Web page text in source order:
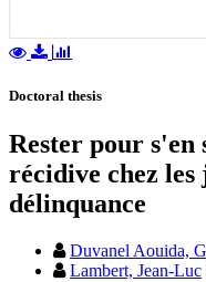
Doctoral thesis
Rester pour s'en
récidive chez les
délinquance
Duvanel Aouida,
Lambert, Jean-Luc